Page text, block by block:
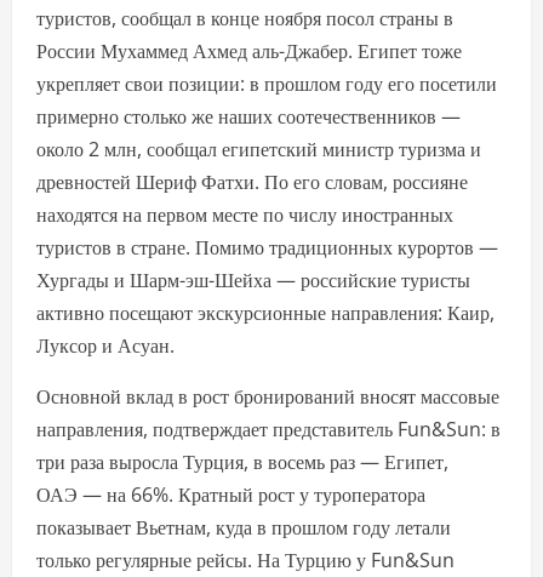
туристов, сообщал в конце ноября посол страны в
России Мухаммед Ахмед аль-Джабер. Египет тоже
укрепляет свои позиции: в прошлом году его посетили
примерно столько же наших соотечественников —
около 2 млн, сообщал египетский министр туризма и
древностей Шериф Фатхи. По его словам, россияне
находятся на первом месте по числу иностранных
туристов в стране. Помимо традиционных курортов —
Хургады и Шарм-эш-Шейха — российские туристы
активно посещают экскурсионные направления: Каир,
Луксор и Асуан.
Основной вклад в рост бронирований вносят массовые
направления, подтверждает представитель Fun&Sun: в
три раза выросла Турция, в восемь раз — Египет,
ОАЭ — на 66%. Кратный рост у туроператора
показывает Вьетнам, куда в прошлом году летали
только регулярные рейсы. На Турцию у Fun&Sun